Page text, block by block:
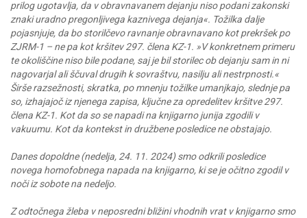
prilog ugotavlja, da v obravnavanem dejanju niso podani zakonski
znaki uradno pregonljivega kaznivega dejanja«. Tožilka dalje
pojasnjuje, da bo storilčevo ravnanje obravnavano kot prekršek po
ZJRM-1 – ne pa kot kršitev 297. člena KZ-1. »V konkretnem primeru
te okoliščine niso bile podane, saj je bil storilec ob dejanju sam in ni
nagovarjal ali ščuval drugih k sovraštvu, nasilju ali nestrpnosti.«
Širše razsežnosti, skratka, po mnenju tožilke umanjkajo, slednje pa
so, izhajajoč iz njenega zapisa, ključne za opredelitev kršitve 297.
člena KZ-1. Kot da so se napadi na knjigarno junija zgodili v
vakuumu. Kot da kontekst in družbene posledice ne obstajajo.
Danes dopoldne (nedelja, 24. 11. 2024) smo odkrili posledice
novega homofobnega napada na knjigarno, ki se je očitno zgodil v
noči iz sobote na nedeljo.
Z odtočnega žleba v neposredni bližini vhodnih vrat v knjigarno smo